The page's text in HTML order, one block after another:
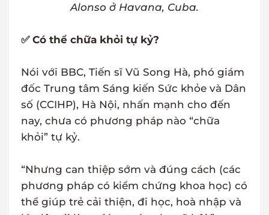
Alonso ở Havana, Cuba.
✅ Có thể chữa khỏi tự kỷ?
Nói với BBC, Tiến sĩ Vũ Song Hà, phó giám
đốc Trung tâm Sáng kiến Sức khỏe và Dân
số (CCIHP), Hà Nội, nhấn mạnh cho đến
nay, chưa có phương pháp nào “chữa
khỏi” tự kỷ.
“Nhưng can thiệp sớm và đúng cách (các
phương pháp có kiểm chứng khoa học) có
thể giúp trẻ cải thiện, đi học, hoà nhập và